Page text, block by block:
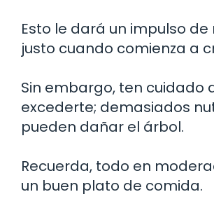
Esto le dará un impulso
justo cuando comienza a
Sin embargo, ten cuidado
excederte; demasiados
pueden dañar el árbol.
Recuerda, todo en
un buen plato de comida.